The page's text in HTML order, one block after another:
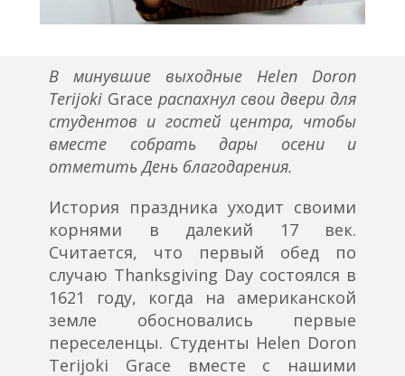
В минувшие выходные Helen
Doron
Terijoki Grace распахнул свои двери для
студентов и гостей центра, чтобы
вместе собрать дары осени и
отметить День благодарения.
История праздника уходит своими
корнями в далекий 17 век.
Считается, что первый обед по
случаю Thanksgiving Day состоялся в
1621 году, когда на американской
земле обосновались первые
переселенцы. Студенты Helen Doron
Terijoki Grace вместе с нашими